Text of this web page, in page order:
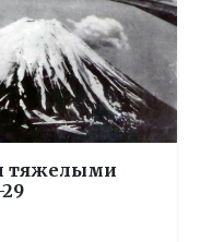
тяжелыми